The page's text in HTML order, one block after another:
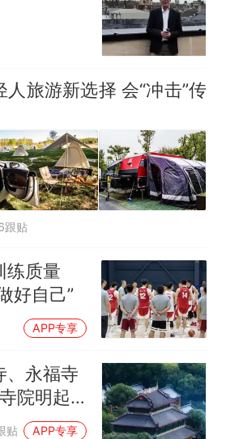
旅游新选择 会“冲击”传
跟贴
练质量
好自己”
APP专享
、永福寺
院明起
空了
贴 APP专享